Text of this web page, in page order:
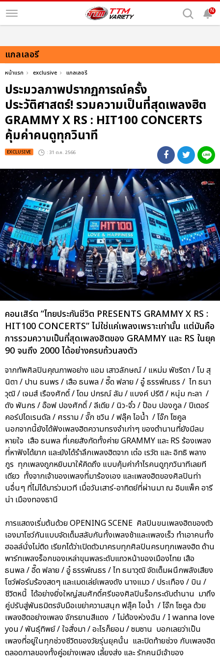
N
แกลเลอรี
หน้าแรก exclusive แกลเลอรี
ประมวลภาพปรากฏการณ์ครั้ง
ประวัติศาสตร์! รวมความเป็นที่สุดเพลงฮิต
GRAMMY X RS : HIT100 CONCERTS
คุ้มค่าคนดูทุกวินาที
EXCLUSIVE : 31 ต.ค. 2566
คอนเสิร์ต “ไทยประกันชีวิต PRESENTS GRAMMY X RS :
HIT100 CONCERTS” ไม่ใช่แค่เพลงเพราะเท่านั้น แต่มันคือ
การรวมความเป็นที่สุดเพลงฮิตของ GRAMMY และ RS ในยุค
90 จนถึง 2000 ได้อย่างครบถ้วนลงตัว
จากทัพศิลปินคุณภาพอย่าง แอม เสาวลักษณ์ / แหม่ม พัชริดา / โบ สุ
นิตา / ปาน ธนพร / เสือ ธนพล / อี๊ด ฟลาย / อู๋ ธรรพ์ณธร / ไท ธนา
วุฒิ / เจมส์ เรืองศักดิ์ / โดม ปกรณ์ ลัม / แบงค์ ปรีติ / หนุ่ม กะลา /
ดัง พันกร / อ๊อฟ ปองศักดิ์ / ลีเดีย / นิว-จิ๋ว / ป๊อบ ปองกูล / ปีเตอร์
คอร์ปไดเรนดัล / ศรราม / จั๊ก ชวิน / ฟลุ๊ค ไอน้ำ / โจ๊ก โซคูล
นอกจากนี้ยังได้ฟังเพลงฮิตความทรงจำเก่าๆ ของตำนานที่ยังมีลม
หายใจ เสือ ธนพล ที่เคยสังกัดทั้งค่าย GRAMMY และ RS ร้องเพลง
ที่หาฟังได้ยาก และยังได้รำลึกเพลงฮิตจาก เต๋อ เรวัต และ อิทธิ พลาง
กูร ทุกเพลงถูกหยิบมาให้คิดถึง แบบคุ้มค่ากำไรคนดูทุกวินาทีเลยที
เดียว ทั้งจากเจ้าของเพลงที่มาร้องเอง และเพลงฮิตของศิลปินท่า
นอื่นๆ ที่ไม่ได้มาร่วมเวที เมื่อวันเสาร์-อาทิตย์ที่ผ่านมา ณ อิมแพ็ค อารี
น่า เมืองทองธานี
การแสดงเริ่มต้นด้วย OPENING SCENE ศิลปินขนเพลงฮิตของตัว
เองมาโชว์กันแบบจัดเต็มสลับกันทั้งเพลงช้าและเพลงเร็ว ทำเอาคนทั้ง
ฮอลล์นั่งไม่ติด เรียกได้ว่าเปิดตัวมาครบทุกศิลปินครบทุกเพลงฮิต ด้าน
พาร์ทเพลงร็อกของเหล่าขุนพลระดับแถวหน้าของเมืองไทย เสือ
ธนพล / อี๊ด ฟลาย / อู๋ ธรรพ์ณธร / ไท ธนาวุฒิ จัดเต็มผนึกพลังเสียง
โชว์ฟอร์มร้องสดๆ และเมดเล่ย์เพลงดัง นางแมว / ประเทือง / บิน /
ชีวิตหนี้ ได้อย่างยิ่งใหญ่สมศักดิ์ศรีของศิลปินร็อกระดับตำนาน มาถึง
คู่ปรับสู่พันธมิตรจับมือเขย่าความสนุก ฟลุ๊ค ไอน้ำ / โจ๊ก โซคูล ด้วย
เพลงฮิตอย่างเพลง จักรยานสีแดง / ไม่ต้องห่วงฉัน / I wanna love
you / พันธุ์ทิพย์ / ใจสั่งมา / อะไรก็ยอม / ซมซาน บอกเลยว่าเป็น
เพลงที่อยู่ในทุกช่วงชีวิตของวัยรุ่นยุคนั้น และปิดท้ายช่วง กับเพลงฮิต
ตลอดกาลของทั้งคู่อย่างเพลง เลี้ยงส่ง และ รักคนมีเจ้าของ